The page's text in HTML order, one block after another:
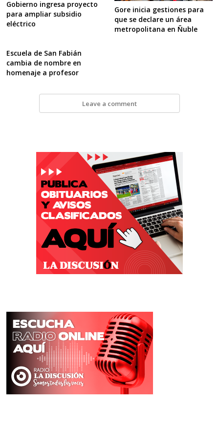
Gobierno ingresa proyecto
para ampliar subsidio
eléctrico
Gore inicia gestiones para
que se declare un área
metropolitana en Ñuble
Escuela de San Fabián
cambia de nombre en
homenaje a profesor
Leave a comment